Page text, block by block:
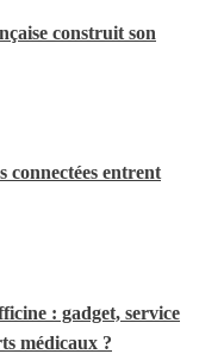
construit son
connectées entrent
: gadget, service
médicaux ?